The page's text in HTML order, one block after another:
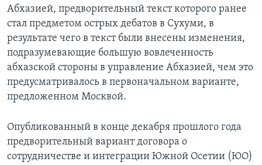
Абхазией, предворительный текст которого ранее
стал предметом острых дебатов в Сухуми, в
результате чего в текст были внесены изменения,
подразумевающие большую вовлеченность
абхазской стороны в управление Абхазией, чем это
предусматривалось в первоначальном варианте,
предложенном Москвой.
Опубликованный в конце декабря прошлого года
предворительный вариант договора о
сотрудничестве и интеграции Южной Осетии (ЮО)